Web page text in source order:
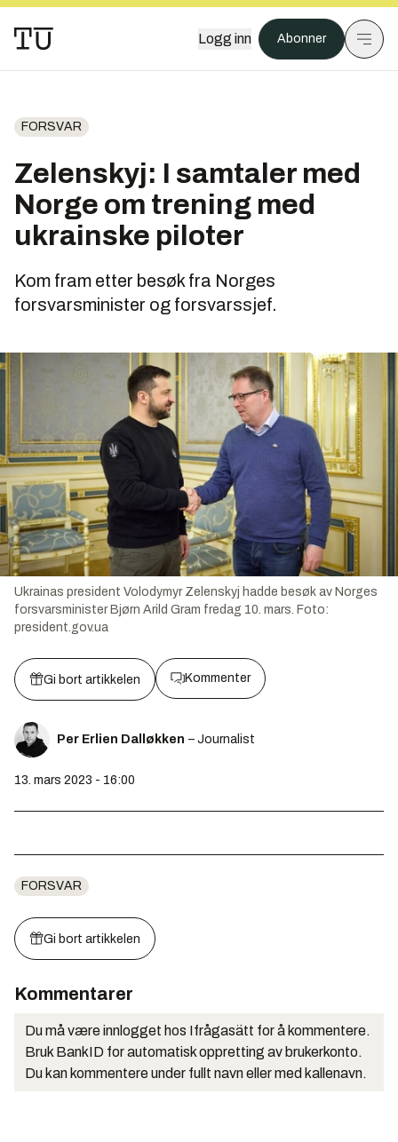
Logg inn Abonner
FORSVAR
Zelenskyj: I samtaler med
Norge om trening med
ukrainske piloter
Kom fram etter besøk fra Norges
forsvarsminister og forsvarssjef.
Ukrainas president Volodymyr Zelenskyj hadde besøk av Norges
forsvarsminister Bjørn Arild Gram fredag 10. mars. Foto:
president.gov.ua
Gi bort artikkelen Kommenter
Per Erlien Dalløkken – Journalist
13. mars 2023 - 16:00
FORSVAR
Gi bort artikkelen
Kommentarer
Du må være innlogget hos Ifrågasätt for å kommentere.
Bruk BankID for automatisk oppretting av brukerkonto.
Du kan kommentere under fullt navn eller med kallenavn.